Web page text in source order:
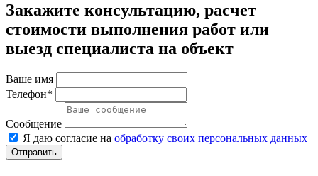
Закажите консультацию, расчет
стоимости выполнения работ или
выезд специалиста на объект
Ваше имя
Телефон*
Сообщение
Я даю согласие на обработку своих персональных данных
Отправить